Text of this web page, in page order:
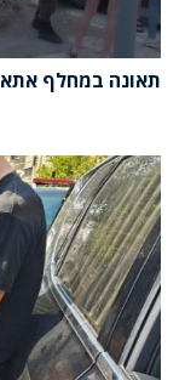
תאונה במחלף אתא